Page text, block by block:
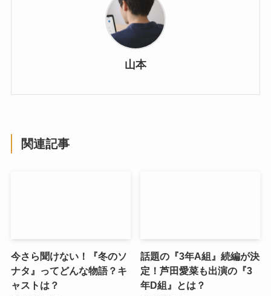
山本
関連記事
今さら聞けない！『冬のソ
ナタ』ってどんな物語？キ
ャストは？
話題の『3年A組』続編が決
定！芦田愛菜も出演の『3
年D組』とは？